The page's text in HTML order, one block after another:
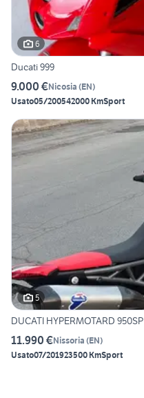
6
Ducati 999
9.000 €Nicosia (EN)
Usato05/200542000 KmSport
5
DUCATI HYPERMOTARD 950SP
11.990 €Nissoria (EN)
Usato07/201923500 KmSport